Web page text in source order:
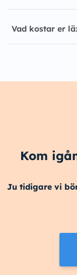
Vad kostar er
Kom
Ju tidigare vi